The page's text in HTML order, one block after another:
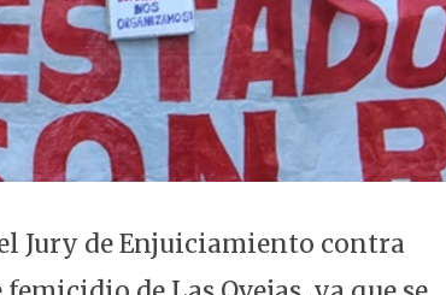
Jury de Enjuiciamiento contra